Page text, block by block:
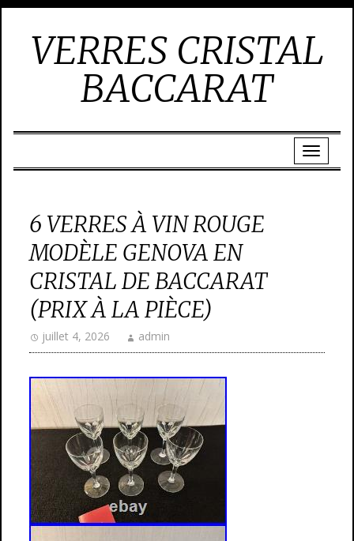
VERRES CRISTAL
BACCARAT
6 VERRES À VIN ROUGE
MODÈLE GENOVA EN
CRISTAL DE BACCARAT
(PRIX À LA PIÈCE)
juillet 4, 2026 admin